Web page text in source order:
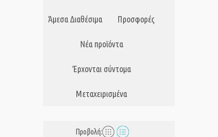
Άμεσα Διαθέσιμα Προσφορές
Νέα προϊόντα
Έρχονται σύντομα
Μεταχειρισμένα
Προβολή: